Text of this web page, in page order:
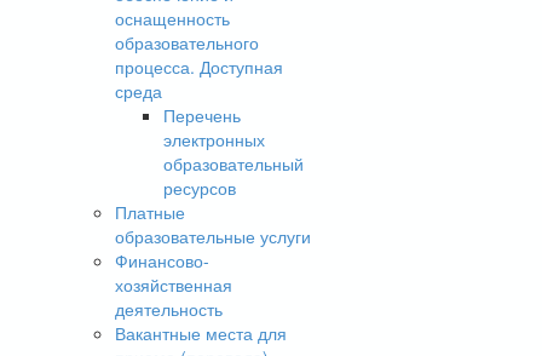
оснащенность
образовательного
процесса. Доступная
среда
Перечень
электронных
образовательный
ресурсов
Платные
образовательные услуги
Финансово-
хозяйственная
деятельность
Вакантные места для